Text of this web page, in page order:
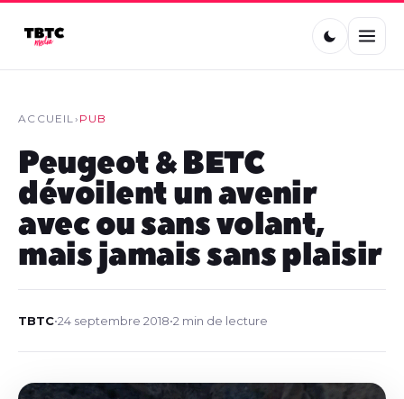
ACCUEIL› PUB
Peugeot & BETC
dévoilent un avenir
avec ou sans volant,
mais jamais sans plaisir
TBTC•24 septembre 2018•2 min de lecture